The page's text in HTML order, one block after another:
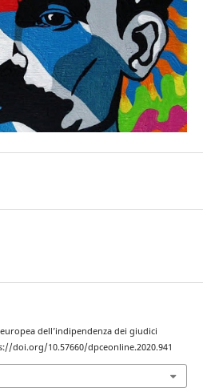
dell’indipendenza dei giudici
doi.org/10.57660/dpceonline.2020.941